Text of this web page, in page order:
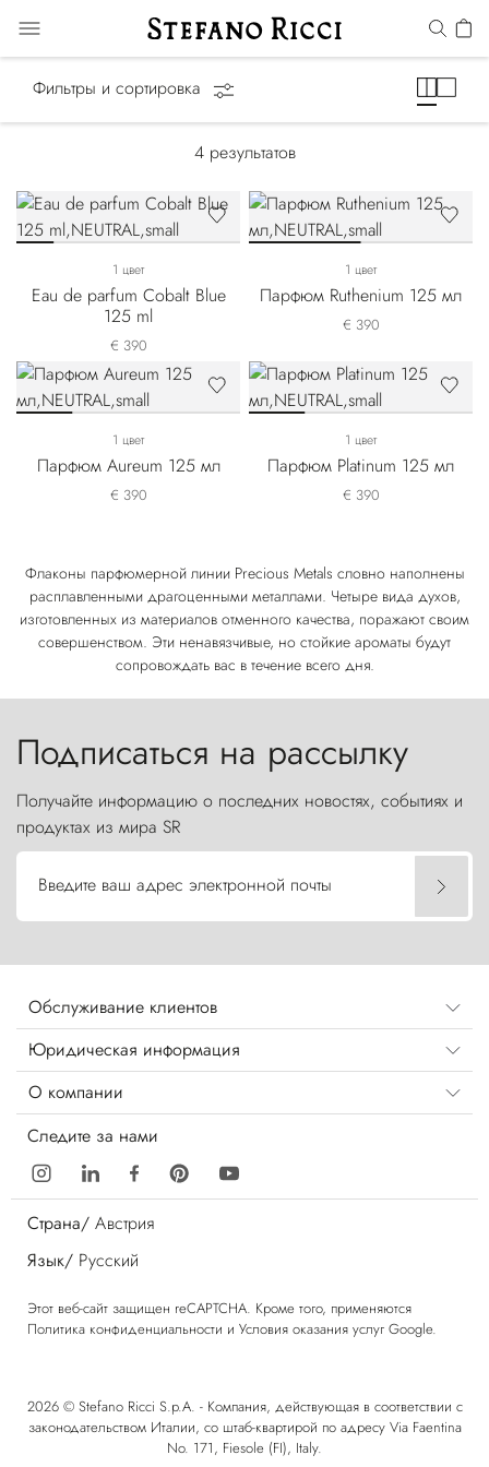
Фильтры и сортировка
4 результатов
1 цвет
Eau de parfum Cobalt Blue
125 ml
€ 390
1 цвет
Парфюм Ruthenium 125 мл
€ 390
1 цвет
Парфюм Aureum 125 мл
€ 390
1 цвет
Парфюм Platinum 125 мл
€ 390
Флаконы парфюмерной линии Precious Metals словно наполнены
расплавленными драгоценными металлами. Четыре вида духов,
изготовленных из материалов отменного качества, поражают своим
совершенством. Эти ненавязчивые, но стойкие ароматы будут
сопровождать вас в течение всего дня.
Подписаться на рассылку
Получайте информацию о последних новостях, событиях и
продуктах из мира SR
Введите ваш адрес электронной почты
Обслуживание клиентов
Юридическая информация
О компании
Следите за нами
Страна/ Австрия
Язык/ Русский
Этот веб-сайт защищен reCAPTCHA. Кроме того, применяются
Политика конфиденциальности и Условия оказания услуг Google.
2026 © Stefano Ricci S.p.A. - Компания, действующая в соответствии с
законодательством Италии, со штаб-квартирой по адресу Via Faentina
No. 171, Fiesole (FI), Italy.